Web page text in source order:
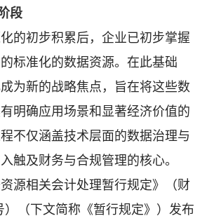
段
的初步积累后，企业已初步掌握
标准化的数据资源。在此基础
成为新的战略焦点，旨在将这些数
明确应用场景和显著经济价值的
不仅涵盖技术层面的数据治理与
触及财务与合规管理的核心。
源相关会计处理暂行规定》（财
）（下文简称《暂行规定》）发布